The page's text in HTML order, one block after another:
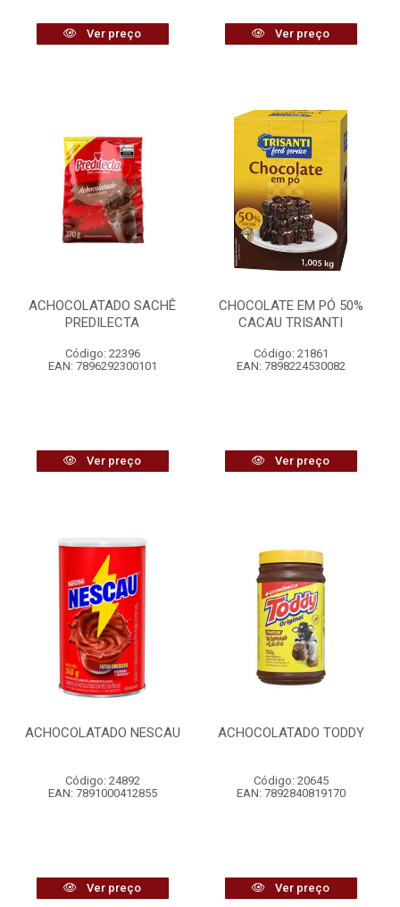
Ver preço Ver preço
ACHOCOLATADO SACHÊ
PREDILECTA
Código: 22396
EAN: 7896292300101
Ver preço
CHOCOLATE EM PÓ 50%
CACAU TRISANTI
Código: 21861
EAN: 7898224530082
Ver preço
ACHOCOLATADO NESCAU
Código: 24892
EAN: 7891000412855
Ver preço
ACHOCOLATADO TODDY
Código: 20645
EAN: 7892840819170
Ver preço